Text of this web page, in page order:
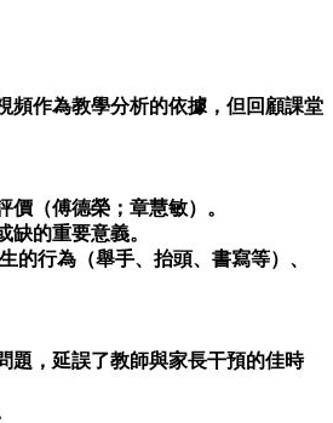
頻作為教學分析的依據，但回顧課堂
（傅德榮；章慧敏）。
的重要意義。
行為（舉手、抬頭、書寫等）、
題，延誤了教師與家長干預的佳時